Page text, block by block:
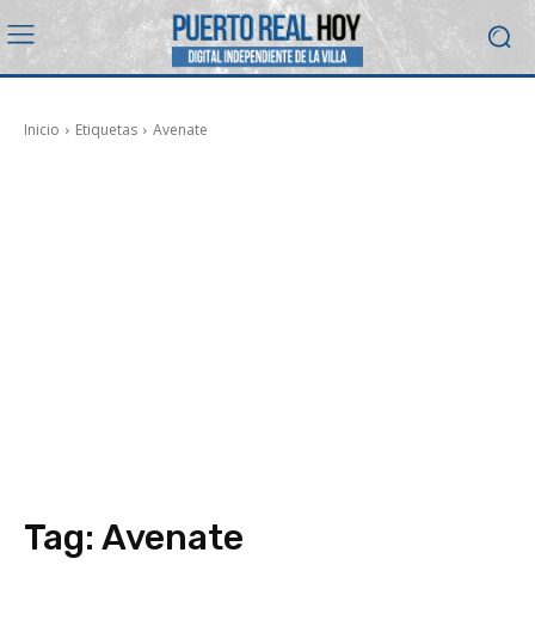
Inicio Etiquetas Avenate
Tag: Avenate